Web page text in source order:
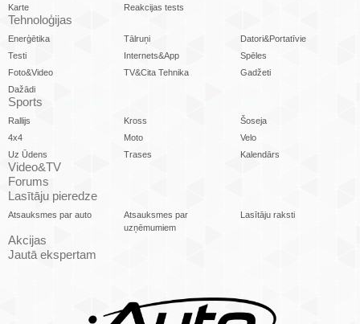
Karte
Reakcijas tests
Tehnoloģijas
Enerģētika Tālruņi
Datori&Portatīvie
Testi
Internets&App
Spēles
Foto&Video
TV&Cita Tehnika
Gadžeti
Dažādi
Sports
Rallijs Kross
Šoseja
4x4
Moto
Velo
Uz Ūdens
Trases Kalendārs
Video&TV
Forums
Lasītāju pieredze
Atsauksmes par auto
Atsauksmes par
uzņēmumiem
Lasītāju raksti
Akcijas
Jautā ekspertam